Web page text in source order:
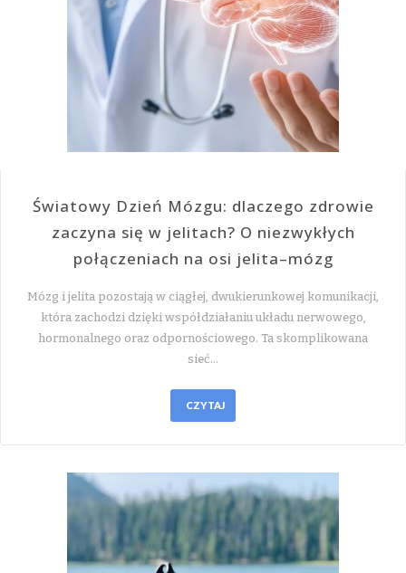
Światowy Dzień Mózgu: dlaczego zdrowie
zaczyna się w jelitach? O niezwykłych
połączeniach na osi jelita–mózg
Mózg i jelita pozostają w ciągłej, dwukierunkowej komunikacji,
która zachodzi dzięki współdziałaniu układu nerwowego,
hormonalnego oraz odpornościowego. Ta skomplikowana
sieć…
CZYTAJ